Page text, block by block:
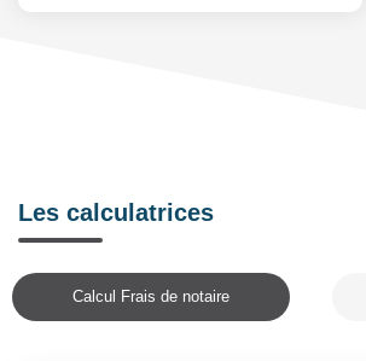
Les calculatrices
Calcul Frais de notaire